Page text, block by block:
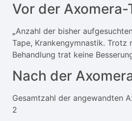
Vor der
„Anzahl der bisher
Tape, Krankengymnastik. Trotz
Behandlung trat keine
Nach der
Gesamtzahl der angewandten
2